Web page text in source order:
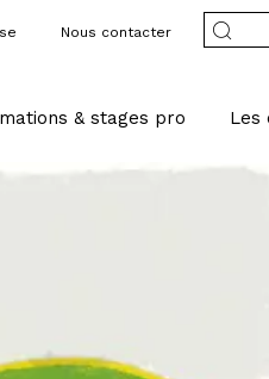
Nous contacter
& stages pro Les